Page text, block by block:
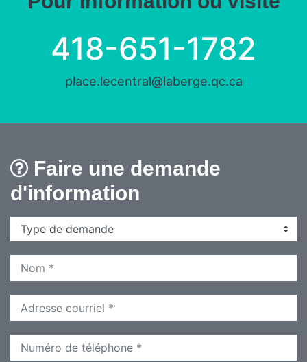
418-651-1782
place.lecentral@laberge.qc.ca
Faire une demande
d'information